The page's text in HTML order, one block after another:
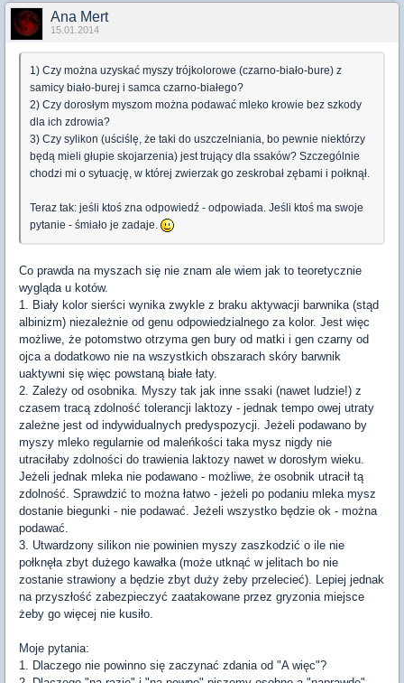
Ana Mert
15.01.2014
1) Czy można uzyskać myszy trójkolorowe (czarno-biało-bure) z
samicy biało-burej i samca czarno-białego?
2) Czy dorosłym myszom można podawać mleko krowie bez szkody
dla ich zdrowia?
3) Czy sylikon (uściślę, że taki do uszczelniania, bo pewnie niektórzy
będą mieli głupie skojarzenia) jest trujący dla ssaków? Szczególnie
chodzi mi o sytuację, w której zwierzak go zeskrobał zębami i połknął.
Teraz tak: jeśli ktoś zna odpowiedź - odpowiada. Jeśli ktoś ma swoje
pytanie - śmiało je zadaje.
Co prawda na myszach się nie znam ale wiem jak to teoretycznie
wygląda u kotów.
1. Biały kolor sierści wynika zwykle z braku aktywacji barwnika (stąd
albinizm) niezależnie od genu odpowiedzialnego za kolor. Jest więc
możliwe, że potomstwo otrzyma gen bury od matki i gen czarny od
ojca a dodatkowo nie na wszystkich obszarach skóry barwnik
uaktywni się więc powstaną białe łaty.
2. Zależy od osobnika. Myszy tak jak inne ssaki (nawet ludzie!) z
czasem tracą zdolność tolerancji laktozy - jednak tempo owej utraty
zależne jest od indywidualnych predyspozycji. Jeżeli podawano by
myszy mleko regularnie od maleńkości taka mysz nigdy nie
utraciłaby zdolności do trawienia laktozy nawet w dorosłym wieku.
Jeżeli jednak mleka nie podawano - możliwe, że osobnik utracił tą
zdolność. Sprawdzić to można łatwo - jeżeli po podaniu mleka mysz
dostanie biegunki - nie podawać. Jeżeli wszystko będzie ok - można
podawać.
3. Utwardzony silikon nie powinien myszy zaszkodzić o ile nie
połknęła zbyt dużego kawałka (może utknąć w jelitach bo nie
zostanie strawiony a będzie zbyt duży żeby przelecieć). Lepiej jednak
na przyszłość zabezpieczyć zaatakowane przez gryzonia miejsce
żeby go więcej nie kusiło.
Moje pytania:
1. Dlaczego nie powinno się zaczynać zdania od "A więc"?